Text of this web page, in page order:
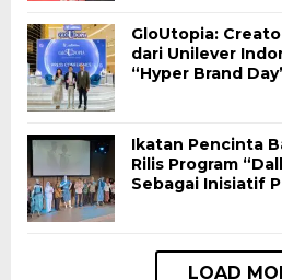
GloUtopia:
dari Unilever
“Hyper Brand
Ikatan Pencinta
Rilis Program
Sebagai Inisiatif